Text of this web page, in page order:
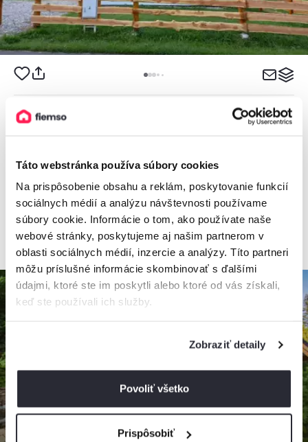
Táto webstránka používa súbory cookies
Na prispôsobenie obsahu a reklám, poskytovanie funkcií
sociálnych médií a analýzu návštevnosti používame
súbory cookie. Informácie o tom, ako používate naše
webové stránky, poskytujeme aj našim partnerom v
oblasti sociálnych médií, inzercie a analýzy. Títo partneri
môžu príslušné informácie skombinovať s ďalšími
údajmi, ktoré ste im poskytli alebo ktoré od vás získali,
keď ste používali ich služby.
Zobraziť detaily
Povoliť všetko
Prispôsobiť
5,0
14 osôb, 5 spální, 2 kúpeľne
od160€ / noc